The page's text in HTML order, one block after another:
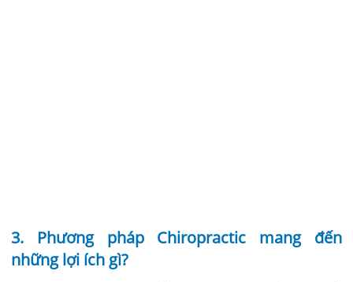
3. Phương pháp Chiropractic mang đến
những lợi ích gì?